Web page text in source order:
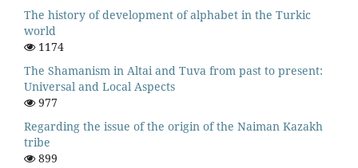
The history of development of alphabet in the Turkic
world
1174
The Shamanism in Altai and Tuva from past to present:
Universal and Local Aspects
977
Regarding the issue of the origin of the Naiman Kazakh
tribe
899